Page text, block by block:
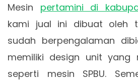
Mesin pertamini di
kami jual ini dibuat oleh
sudah berpengalaman
memiliki design unit yang
seperti mesin SPBU.